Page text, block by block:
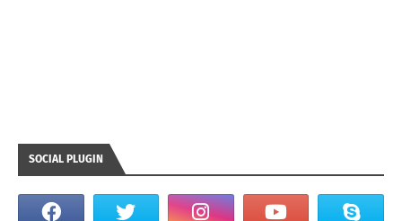
SOCIAL PLUGIN